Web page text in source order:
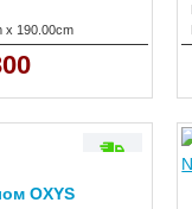
x 190.00cm
OXYS